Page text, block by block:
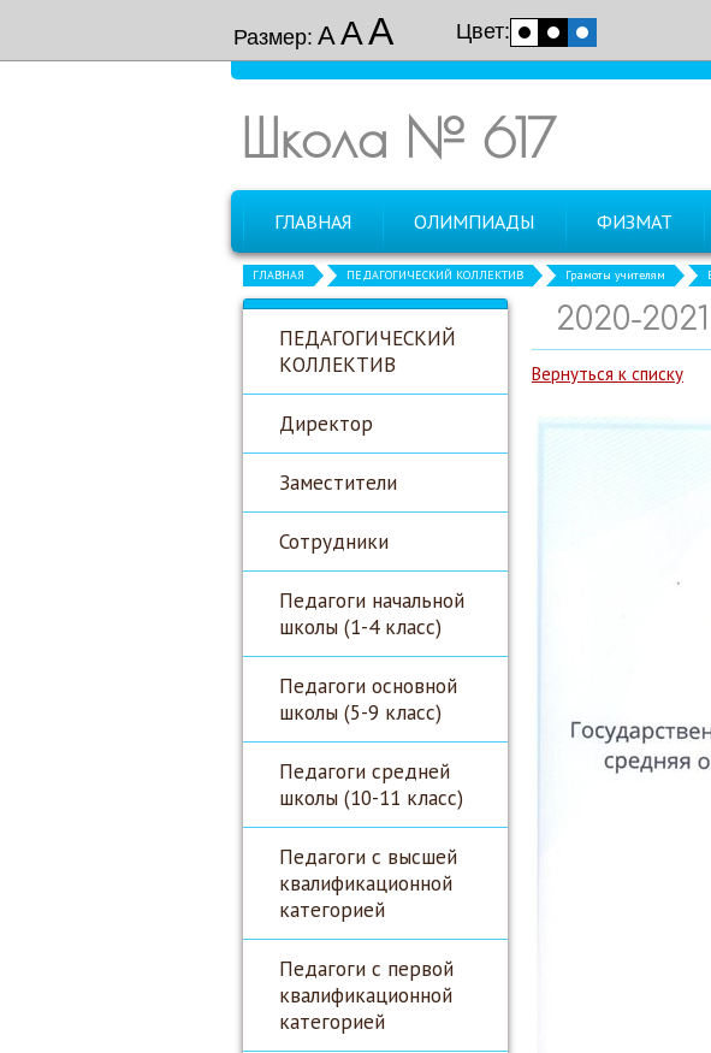
Размер: ААА Цвет:
Школа № 617
ГЛАВНАЯ ОЛИМПИАДЫ ФИЗМАТ
ГЛАВНАЯ ПЕДАГОГИЧЕСКИЙ КОЛЛЕКТИВ Грамоты учителям
ПЕДАГОГИЧЕСКИЙ
КОЛЛЕКТИВ
Директор
Заместители
Сотрудники
Педагоги начальной
школы (1-4 класс)
Педагоги основной
школы (5-9 класс)
Педагоги средней
школы (10-11 класс)
Педагоги с высшей
квалификационной
категорией
Педагоги с первой
квалификационной
категорией
2020-
Вернуться к списку